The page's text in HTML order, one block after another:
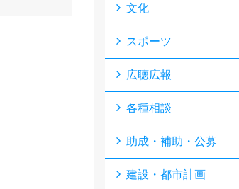
文化
スポーツ
広聴広報
各種相談
助成・補助・公募
建設・都市計画